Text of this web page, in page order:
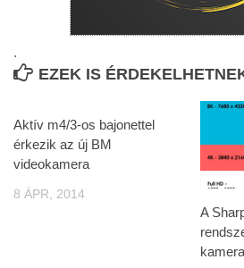
.
EZEK IS
Aktív m4/3-os bajonettel
érkezik az új BM
videokamera
8 ÁPR, 2014
A